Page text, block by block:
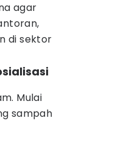
agar
di sektor
Mulai
sampah